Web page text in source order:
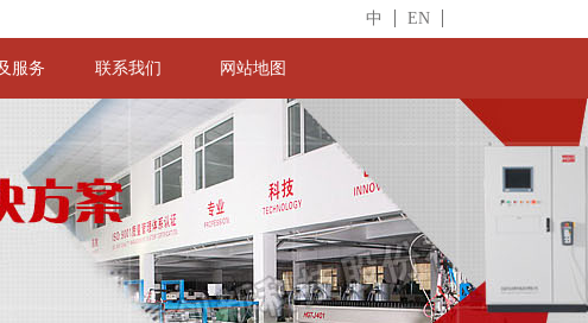
中 EN
服务 联系我们 网站地图